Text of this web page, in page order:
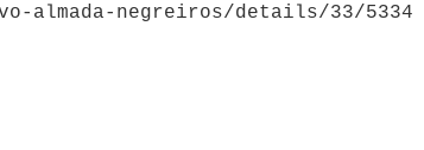
almada-negreiros/details/33/5334